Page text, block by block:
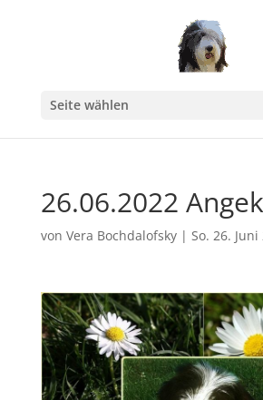
Seite wählen
26.06.2022
von Vera Bochdalofsky| So. 26. Juni